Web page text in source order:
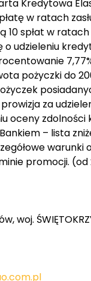
Kredytowa
w ratach
10 spłat w
o udzieleniu
pożyczki do
za
oceny zdolności
– lista
promocji.
woj.